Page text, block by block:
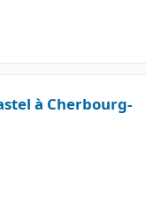
à Cherbourg-